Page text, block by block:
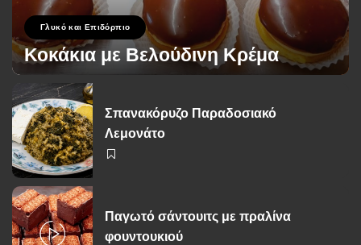
Γλυκό και Επιδόρπιο
Κοκάκια με Βελούδινη Κρέμα
Posted
by
George Zolis 19 Σεπτεμβρίου 2024
Σπανακόρυζο Παραδοσιακό
Λεμονάτο
Παγωτό σάντουιτς με πραλίνα
φουντουκιού